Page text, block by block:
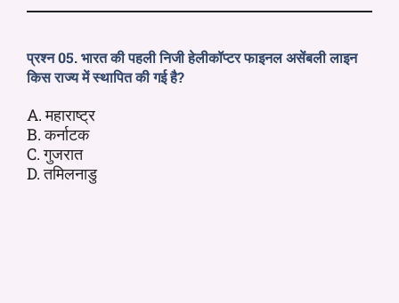
प्रश्न 05. भारत की पहली निजी हेलीकॉप्टर फाइनल असेंबली लाइन
किस राज्य में स्थापित की गई है?
A. महाराष्ट्र
B. कर्नाटक
C. गुजरात
D. तमिलनाडु